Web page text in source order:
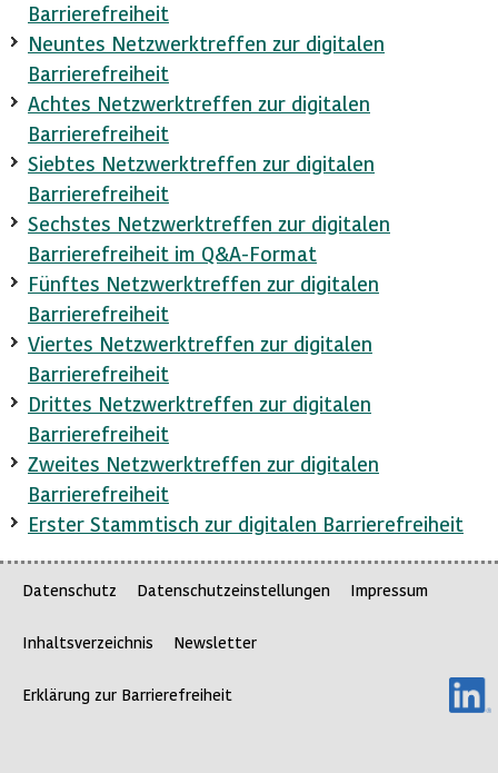
Barrierefreiheit
Neuntes Netzwerktreffen zur digitalen
Barrierefreiheit
Achtes Netzwerktreffen zur digitalen
Barrierefreiheit
Siebtes Netzwerktreffen zur digitalen
Barrierefreiheit
Sechstes Netzwerktreffen zur digitalen
Barrierefreiheit im Q&A-Format
Fünftes Netzwerktreffen zur digitalen
Barrierefreiheit
Viertes Netzwerktreffen zur digitalen
Barrierefreiheit
Drittes Netzwerktreffen zur digitalen
Barrierefreiheit
Zweites Netzwerktreffen zur digitalen
Barrierefreiheit
Erster Stammtisch zur digitalen Barrierefreiheit
Datenschutz Datenschutzeinstellungen Impressum
Inhaltsverzeichnis Newsletter
Erklärung zur Barrierefreiheit